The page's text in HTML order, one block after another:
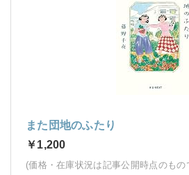
また団地のふたり
￥1,200
(価格・在庫状況は記事公開時点のもの